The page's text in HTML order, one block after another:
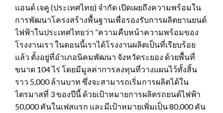
แอนด์ เจคู (ประเทศไทย) จำกัด เปิดเผยถึงความพร้อมใน
การพัฒนาโครงสร้างพื้นฐานเพื่อรองรับการผลิตยานยนต์
ไฟฟ้าในประเทศไทยว่า “ความคืบหน้าความพร้อมของ
โรงงานเรา ในตอนนี้เราได้โรงงานผลิตเป็นที่เรียบร้อย
แล้ว ตั้งอยู่ที่อำเภอนิคมพัฒนา จังหวัดระยอง ด้วยพื้นที่
ขนาด 104 ไร่ โดยมีมูลค่าการลงทุนที่วางแผนไว้ทั้งสิ้น
ราว 5,000 ล้านบาท ซึ่งจะสามารถเริ่มการผลิตได้ใน
ไตรมาสที่ 3 ของปีนี้ ด้วยเป้าหมายการผลิตรถยนต์ไฟฟ้า
50,000 คันในเฟสแรก และมีเป้าหมายเพิ่มเป็น 80,000 คัน